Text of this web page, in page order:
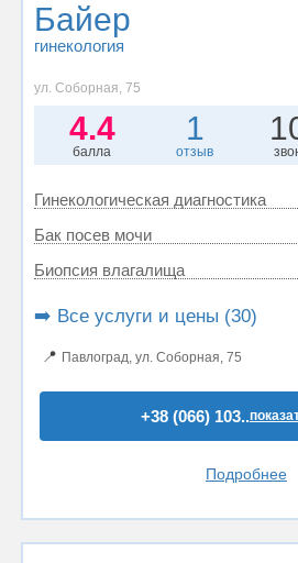
Байер
гинекология
ул. Соборная, 75
4.4
балла
1
отзыв
Гинекологическая диагностика
Бак посев мочи
Биопсия влагалища
➡️ Все услуги и цены (30)
📍 Павлоград, ул. Соборная, 75
+38 (066) 103..
Подробнее